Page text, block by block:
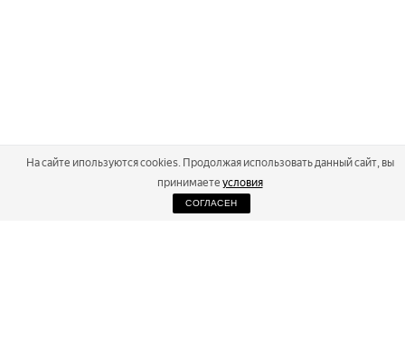
2026
На сайте ипользуются cookies. Продолжая использовать данный сайт, вы
принимаете условия
СОГЛАСЕН